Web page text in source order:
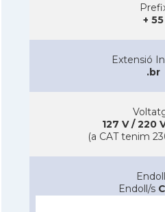
+ 55
Extensió
.br
127 V / 220
(a CAT tenim
Endoll/s